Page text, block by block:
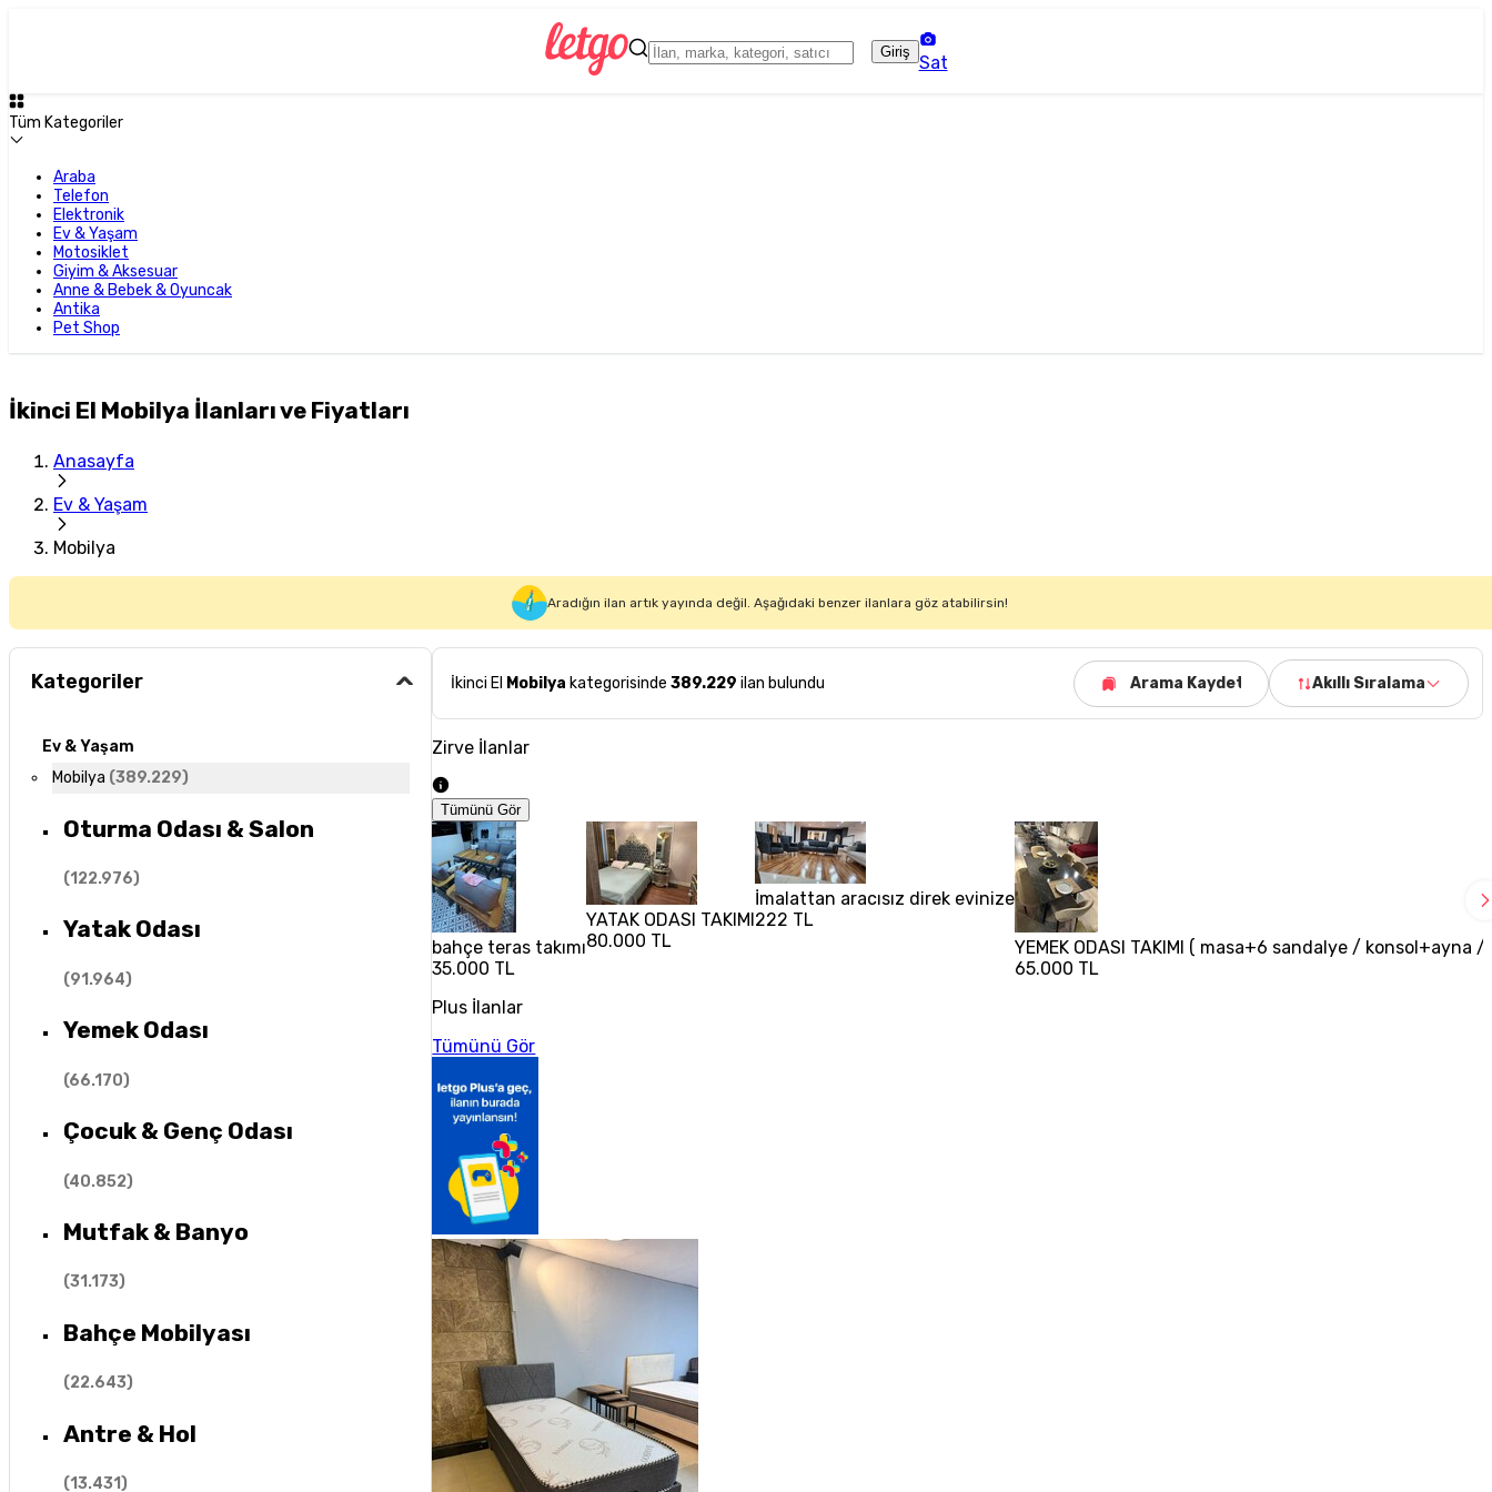
Giriş
Sat
Tüm Kategoriler
Araba
Telefon
Elektronik
Ev & Yaşam
Motosiklet
Giyim & Aksesuar
Anne & Bebek & Oyuncak
Antika
Pet Shop
İkinci El Mobilya İlanları ve Fiyatları
Anasayfa
Ev & Yaşam
Mobilya
Aradığın ilan artık yayında değil. Aşağıdaki benzer ilanlara göz atabilirsin!
Kategoriler
Ev & Yaşam
Mobilya (389.229)
Oturma Odası & Salon
(122.976)
Yatak Odası
(91.964)
Yemek Odası
(66.170)
Çocuk & Genç Odası
(40.852)
Mutfak & Banyo
(31.173)
Bahçe Mobilyası
(22.643)
Antre & Hol
(13.431)
İkinci El Mobilya kategorisinde 389.229 ilan bulundu Arama Kaydet Akıllı Sıralama
Zirve İlanlar
Tümünü Gör
bahçe teras takımı
35.000 TL
YATAK ODASI TAKIMI
80.000 TL
İmalattan aracısız direk evinize
222 TL
YEMEK ODASI TAKIMI ( masa+6 sandalye / konsol+ayna
65.000 TL
Plus İlanlar
Tümünü Gör